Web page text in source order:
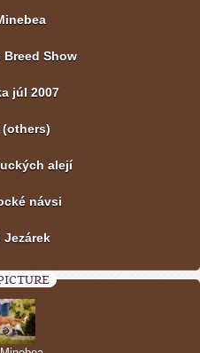
Breed Show
júl 2007
alejí
návsi
Jezárek